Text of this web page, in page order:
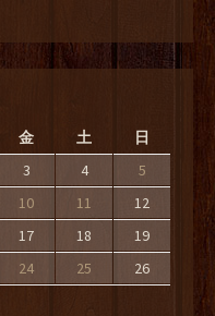
金 土 日
3 4
5
10 11
12
17 18
19
24 25
26